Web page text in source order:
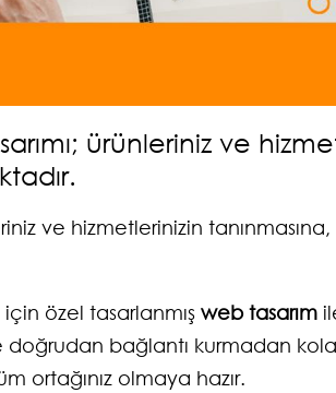
ürünleriniz ve
ve hizmetlerinizin
özel tasarlanmış web tasarım
doğrudan bağlantı kurmadan
ortağınız olmaya hazır.